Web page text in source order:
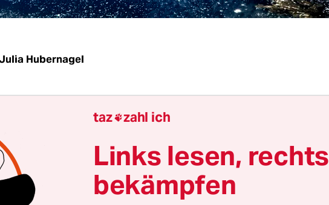
Hubernagel
noch passieren, damit sich der Klimawandel in der
Literatur niederschlägt? Wie ein einigermaßen
Bernd Ulrich vor einem Monat in der
, taugt
immer noch höchstens als Science­-Fiction-Stoff, in dem
längst eingetreten ist, oder sie wird durch mutlos
wie sie etwa Judith Hermann zu schreiben
taz zahl ich
Links lesen, rechts
bekämpfen